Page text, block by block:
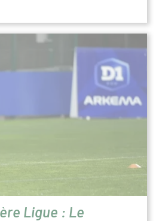
Ligue : Le